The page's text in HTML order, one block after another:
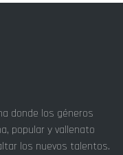
donde los géneros
popular y vallenato
los nuevos talentos.